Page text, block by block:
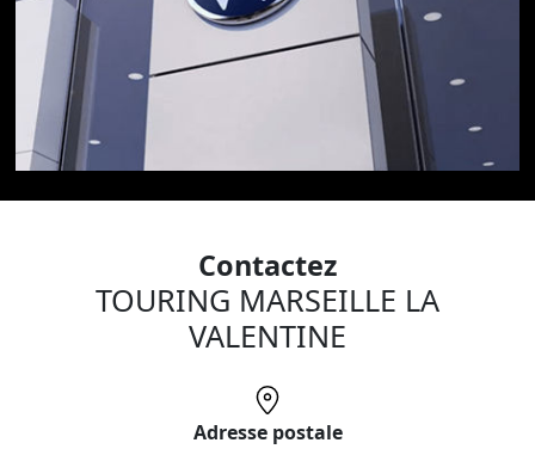
Contactez
TOURING MARSEILLE LA
VALENTINE
Adresse postale